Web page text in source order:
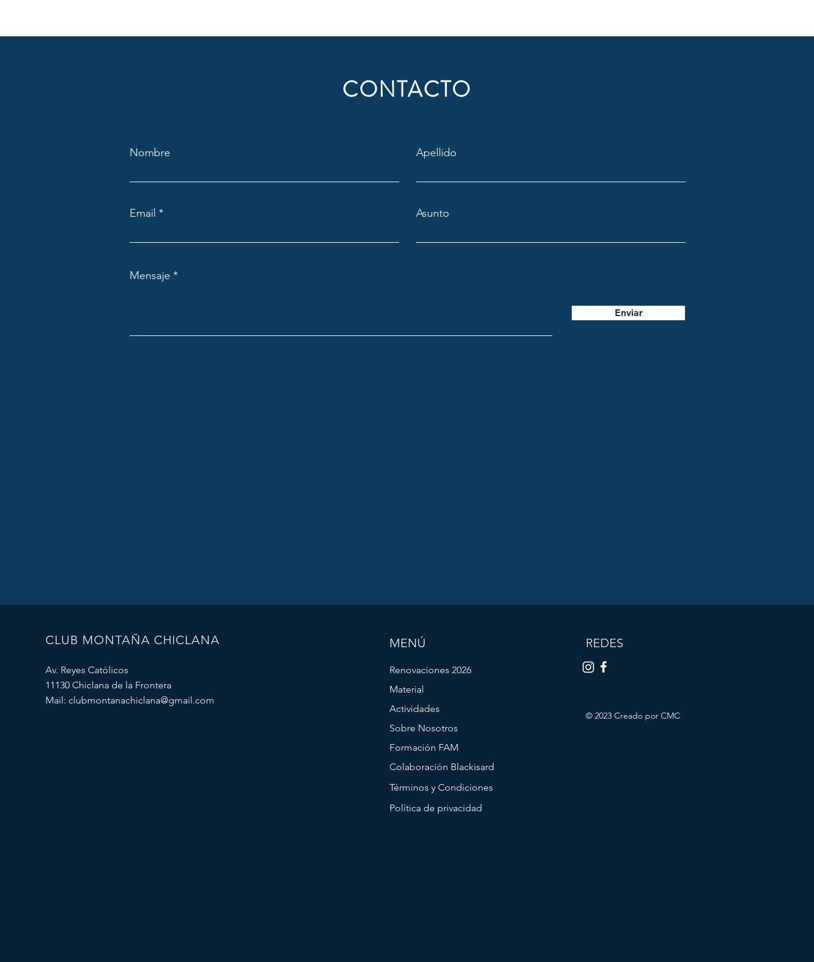
CONTACTO
Nombre Apellido
Email Asunto
Mensaje
Enviar
CLUB MONTAÑA CHICLANA
Av. Reyes Católicos
11130 Chiclana de la Frontera
Mail: clubmontanachiclana@gmail.com
MENÚ
Renovaciones 2026
Material
Actividades
Sobre Nosotros
Formación FAM
Colaboración Blackisard
Términos y Condiciones
Política de privacidad
REDES
© 2023 Creado por CMC